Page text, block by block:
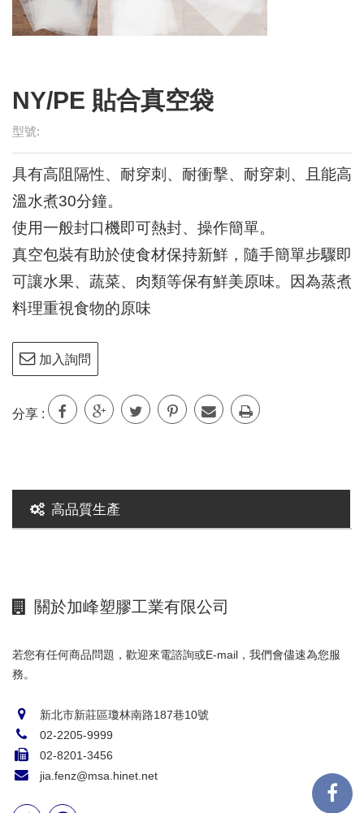
型號:
具有高阻隔性、耐穿刺、耐衝擊、耐穿刺、且能高
溫水煮30分鐘。
使用一般封口機即可熱封、操作簡單。
真空包裝有助於使食材保持新鮮，隨手簡單步驟即
可讓水果、蔬菜、肉類等保有鮮美原味。因為蒸煮
料理重視食物的原味
加入詢問
分享 :
高品質生產
關於加峰塑膠工業有限公司
若您有任何商品問題，歡迎來電諮詢或E-mail，我們會儘速為您服
務。
新北市新莊區瓊林南路187巷10號
02-2205-9999
02-8201-3456
jia.fenz@msa.hinet.net